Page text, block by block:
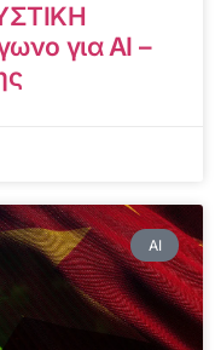
για AI –
AI